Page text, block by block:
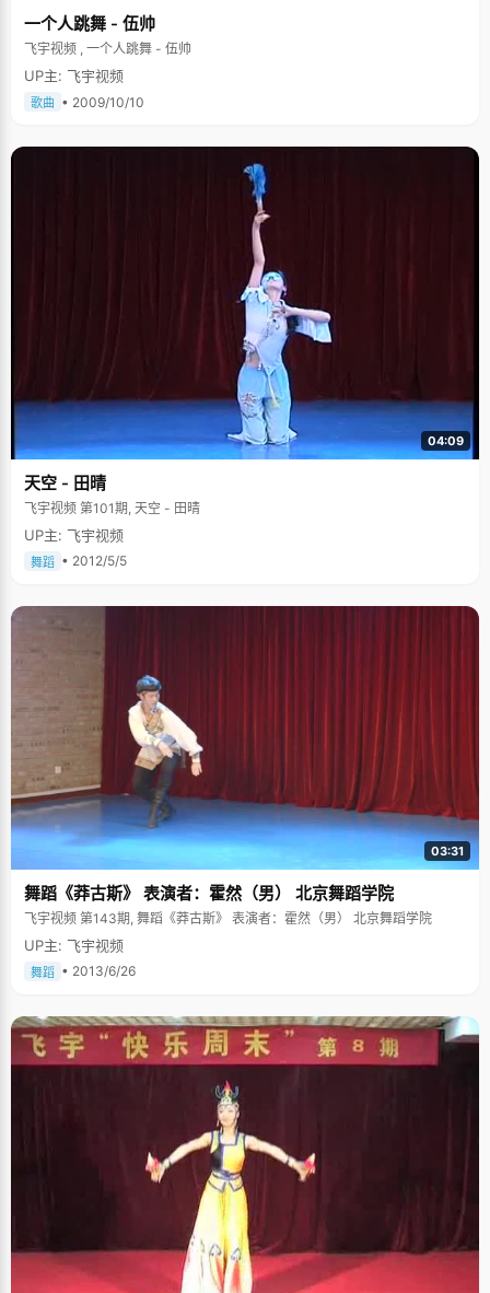
一个人跳舞 - 伍帅
飞宇视频 , 一个人跳舞 - 伍帅
UP主: 飞宇视频
歌曲 • 2009/10/10
04:09
天空 - 田晴
飞宇视频 第101期, 天空 - 田晴
UP主: 飞宇视频
舞蹈 • 2012/5/5
03:31
舞蹈《莽古斯》 表演者：霍然（男） 北京舞蹈学院
飞宇视频 第143期, 舞蹈《莽古斯》 表演者：霍然（男） 北京舞蹈学院
UP主: 飞宇视频
舞蹈 • 2013/6/26